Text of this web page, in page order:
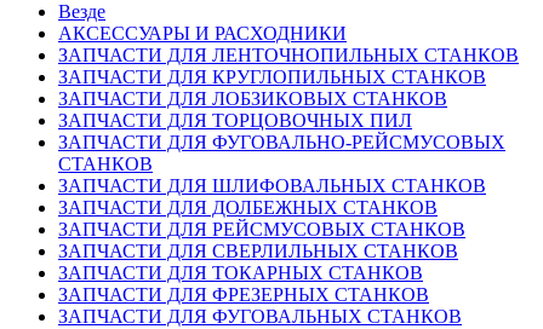
Везде
АКСЕССУАРЫ И РАСХОДНИКИ
ЗАПЧАСТИ ДЛЯ ЛЕНТОЧНОПИЛЬНЫХ СТАНКОВ
ЗАПЧАСТИ ДЛЯ КРУГЛОПИЛЬНЫХ СТАНКОВ
ЗАПЧАСТИ ДЛЯ ЛОБЗИКОВЫХ СТАНКОВ
ЗАПЧАСТИ ДЛЯ ТОРЦОВОЧНЫХ ПИЛ
ЗАПЧАСТИ ДЛЯ ФУГОВАЛЬНО-РЕЙСМУСОВЫХ
СТАНКОВ
ЗАПЧАСТИ ДЛЯ ШЛИФОВАЛЬНЫХ СТАНКОВ
ЗАПЧАСТИ ДЛЯ ДОЛБЕЖНЫХ СТАНКОВ
ЗАПЧАСТИ ДЛЯ РЕЙСМУСОВЫХ СТАНКОВ
ЗАПЧАСТИ ДЛЯ СВЕРЛИЛЬНЫХ СТАНКОВ
ЗАПЧАСТИ ДЛЯ ТОКАРНЫХ СТАНКОВ
ЗАПЧАСТИ ДЛЯ ФРЕЗЕРНЫХ СТАНКОВ
ЗАПЧАСТИ ДЛЯ ФУГОВАЛЬНЫХ СТАНКОВ